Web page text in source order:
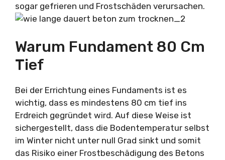
sogar gefrieren und Frostschäden verursachen.
Warum Fundament 80 Cm
Tief
Bei der Errichtung eines Fundaments ist es
wichtig, dass es mindestens 80 cm tief ins
Erdreich gegründet wird. Auf diese Weise ist
sichergestellt, dass die Bodentemperatur selbst
im Winter nicht unter null Grad sinkt und somit
das Risiko einer Frostbeschädigung des Betons